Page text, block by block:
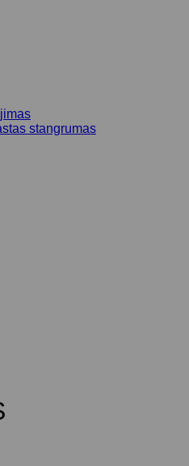
stangrumas